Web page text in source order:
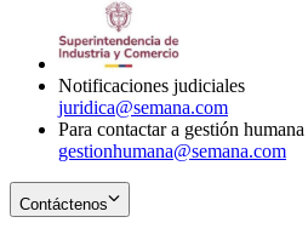
Notificaciones judiciales
juridica@semana.com
Para contactar a gestión humana
gestionhumana@semana.com
Contáctenos